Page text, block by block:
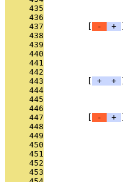
     435
     436
     437
- +
     438
     439
     440
     441
     442
     443
+ +
     444
     445
     446
     447
- +
     448
     449
     450
     451
     452
     453